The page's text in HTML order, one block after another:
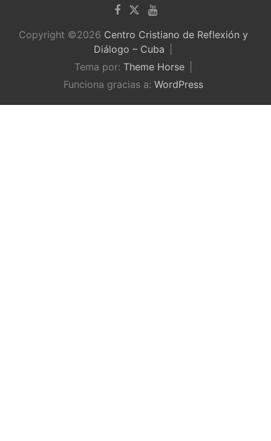
Copyright ©2026 Centro Cristiano de Reflexión y
Diálogo – Cuba
Tema por: Theme Horse
Funciona gracias a: WordPress